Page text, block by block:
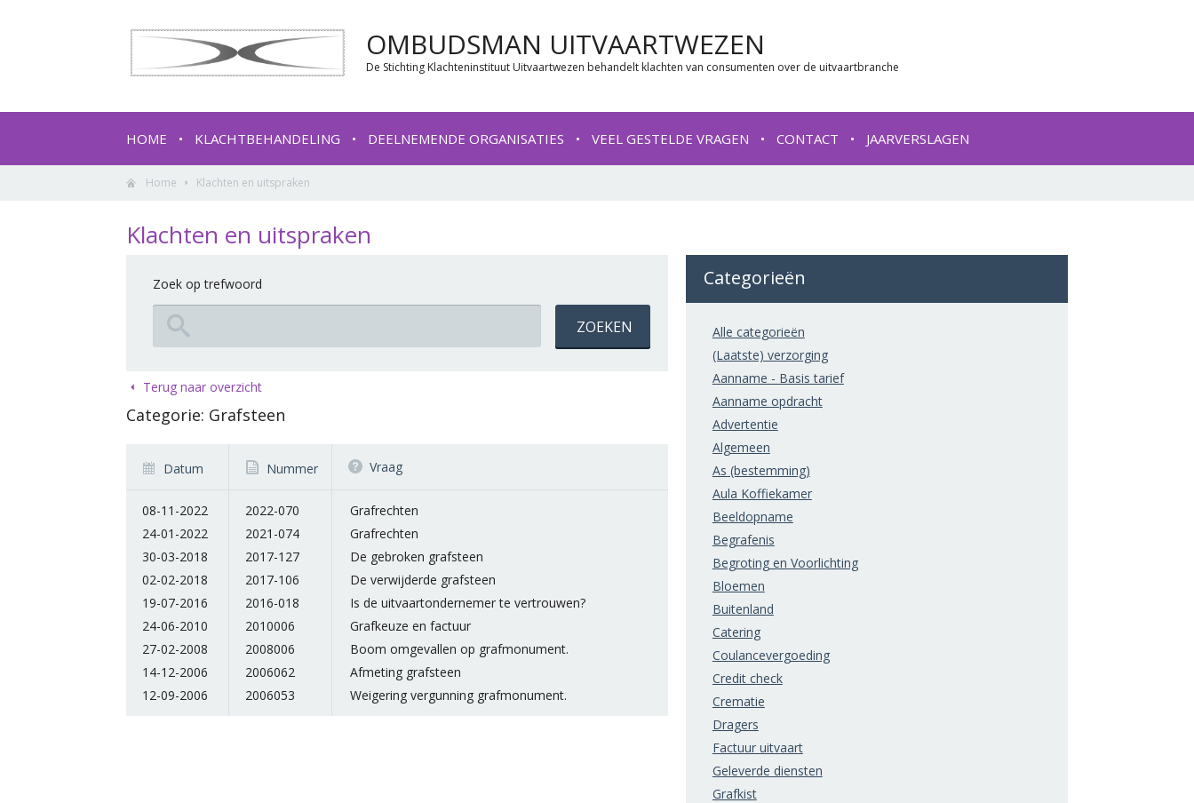
OMBUDSMAN UITVAARTWEZEN
De Stichting Klachteninstituut Uitvaartwezen behandelt klachten van consumenten over de uitvaartbranche
HOME KLACHTBEHANDELING DEELNEMENDE ORGANISATIES VEEL GESTELDE VRAGEN CONTACT JAARVERSLAGEN
Home Klachten en uitspraken
Klachten en uitspraken
Zoek op trefwoord
Terug naar overzicht
Categorie: Grafsteen
Datum Nummer Vraag
08-11-2022 2022-070
Grafrechten
24-01-2022
2021-074
Grafrechten
30-03-2018
2017-127
De gebroken grafsteen
02-02-2018
2017-106
De verwijderde grafsteen
19-07-2016
2016-018
Is de uitvaartondernemer te vertrouwen?
24-06-2010
2010006
Grafkeuze en factuur
27-02-2008
2008006
Boom omgevallen op grafmonument.
14-12-2006
2006062
Afmeting grafsteen
12-09-2006
2006053 Weigering vergunning grafmonument.
Categorieën
Alle categorieën
(Laatste) verzorging
Aanname - Basis tarief
Aanname opdracht
Advertentie
Algemeen
As (bestemming)
Aula Koffiekamer
Beeldopname
Begrafenis
Begroting en Voorlichting
Bloemen
Buitenland
Catering
Coulancevergoeding
Credit check
Crematie
Dragers
Factuur uitvaart
Geleverde diensten
Grafkist